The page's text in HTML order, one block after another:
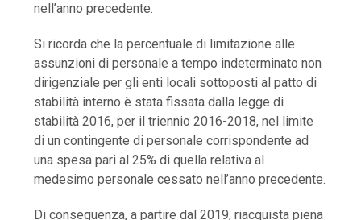
nell’anno precedente.
Si ricorda che la percentuale di limitazione alle
assunzioni di personale a tempo indeterminato non
dirigenziale per gli enti locali sottoposti al patto di
stabilità interno è stata fissata dalla legge di
stabilità 2016, per il triennio 2016-2018, nel limite
di un contingente di personale corrispondente ad
una spesa pari al 25% di quella relativa al
medesimo personale cessato nell’anno precedente.
Di conseguenza, a partire dal 2019, riacquista piena